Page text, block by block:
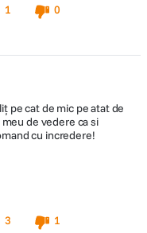
1
0
pe cat de mic pe atat de
de vedere ca si
cu incredere!
3
1